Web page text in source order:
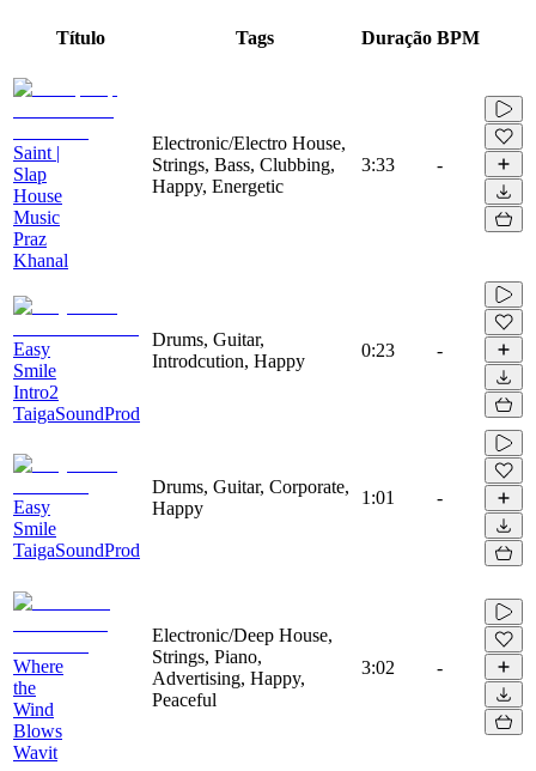
Título Tags Duração BPM
Saint |
Slap
House
Music
Praz
Khanal
Electronic/Electro House,
Strings, Bass, Clubbing,
Happy, Energetic
3:33 -
Easy
Smile
Intro2
TaigaSoundProd
Drums, Guitar,
Introdcution, Happy
0:23 -
Easy
Smile
TaigaSoundProd
Drums, Guitar, Corporate,
Happy
1:01 -
Where
the
Wind
Blows
Wavit
Electronic/Deep House,
Strings, Piano,
Advertising, Happy,
Peaceful
3:02 -